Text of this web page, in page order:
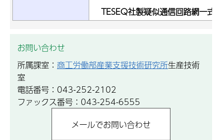
TESEQ社製疑似通信回路網一
お問い合わせ
所属課室： 商工労働部産業支援技術研究所生産技術
室
電話番号：043-252-2102
ファックス番号：043-254-6555